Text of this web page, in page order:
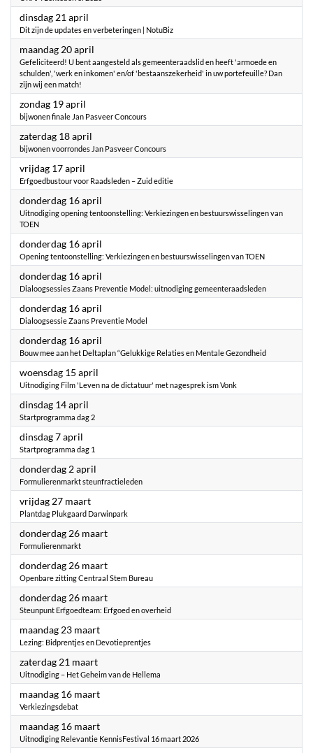
dinsdag 21 april
Dit zijn de updates en verbeteringen | NotuBiz
maandag 20 april
Gefeliciteerd! U bent aangesteld als gemeenteraadslid en heeft 'armoede en
schulden', 'werk en inkomen' en/of 'bestaanszekerheid' in uw portefeuille? Dan
zijn wij een match!
zondag 19 april
bijwonen finale Jan Pasveer Concours
zaterdag 18 april
bijwonen voorrondes Jan Pasveer Concours
vrijdag 17 april
Erfgoedbustour voor Raadsleden – Zuid editie
donderdag 16 april
Uitnodiging opening tentoonstelling: Verkiezingen en bestuurswisselingen van
TOEN
donderdag 16 april
Opening tentoonstelling: Verkiezingen en bestuurswisselingen van TOEN
donderdag 16 april
Dialoogsessies Zaans Preventie Model: uitnodiging gemeenteraadsleden
donderdag 16 april
Dialoogsessie Zaans Preventie Model
donderdag 16 april
Bouw mee aan het Deltaplan “Gelukkige Relaties en Mentale Gezondheid
woensdag 15 april
Uitnodiging Film 'Leven na de dictatuur' met nagesprek ism Vonk
dinsdag 14 april
Startprogramma dag 2
dinsdag 7 april
Startprogramma dag 1
donderdag 2 april
Formulierenmarkt steunfractieleden
vrijdag 27 maart2026
Plantdag Plukgaard Darwinpark
donderdag 26 maart2026
Formulierenmarkt
donderdag 26 maart2026
Openbare zitting Centraal Stem Bureau
donderdag 26 maart2026
Steunpunt Erfgoedteam: Erfgoed en overheid
maandag 23 maart2026
Lezing: Bidprentjes en Devotieprentjes
zaterdag 21 maart2026
Uitnodiging – Het Geheim van de Hellema
maandag 16 maart2026
Verkiezingsdebat
maandag 16 maart2026
Uitnodiging Relevantie KennisFestival 16 maart 2026